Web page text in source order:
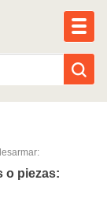
:
o piezas: